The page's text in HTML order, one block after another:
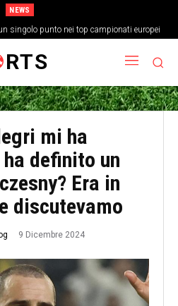
NEWS
singolo punto nei top campionati europei
RTS
mi ha
definito un
Era in
discutevamo
9 Dicembre 2024